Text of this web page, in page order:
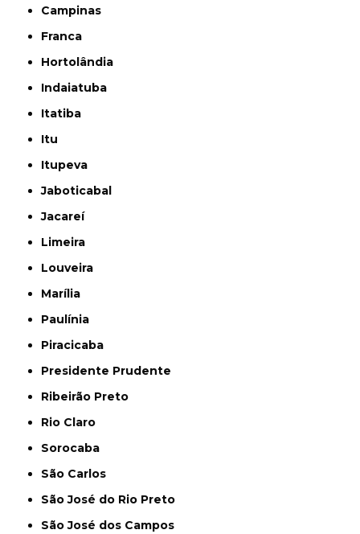
Campinas
Franca
Hortolândia
Indaiatuba
Itatiba
Itu
Itupeva
Jaboticabal
Jacareí
Limeira
Louveira
Marília
Paulínia
Piracicaba
Presidente Prudente
Ribeirão Preto
Rio Claro
Sorocaba
São Carlos
São José do Rio Preto
São José dos Campos